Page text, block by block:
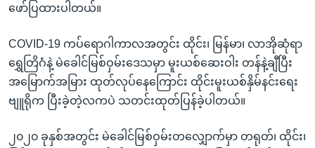
ဖော်ပြထားပါတယ်။
COVID-19 ကပ်ရောဂါကာလအတွင်း ထိုင်း၊ မြန်မာ၊ လာအိုဆုံရာ
ရွှေတြိဂံနဲ့ မဲခေါင်မြစ်ဝှမ်းဒေသမှာ မူးယစ်ဆေးဝါး တန်နဲ့ချီပြီး
အမြောက်အမြား ထုတ်လုပ်နေကြောင်း ထိုင်းမူးယစ်နှိမ်နင်းရေး
ဗျူရိုက ပြီးခဲ့တဲ့လကပဲ သတင်းထုတ်ပြန်ခဲ့ပါတယ်။
၂၀၂၀ ခုနှစ်အတွင်း မဲခေါင်မြစ်ဝှမ်းတလျှောက်မှာ တရုတ်၊ ထိုင်း၊